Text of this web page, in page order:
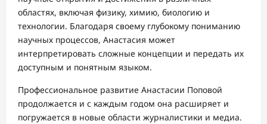
областях, включая физику, химию, биологию и
технологии. Благодаря своему глубокому пониманию
научных процессов, Анастасия может
интерпретировать сложные концепции и передать их
доступным и понятным языком.
Профессиональное развитие Анастасии Поповой
продолжается и с каждым годом она расширяет и
погружается в новые области журналистики и медиа.